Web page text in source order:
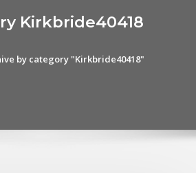
Kirkbride40418
by category "Kirkbride40418"